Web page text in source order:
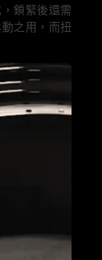
鎖緊後還需
之用，而扭